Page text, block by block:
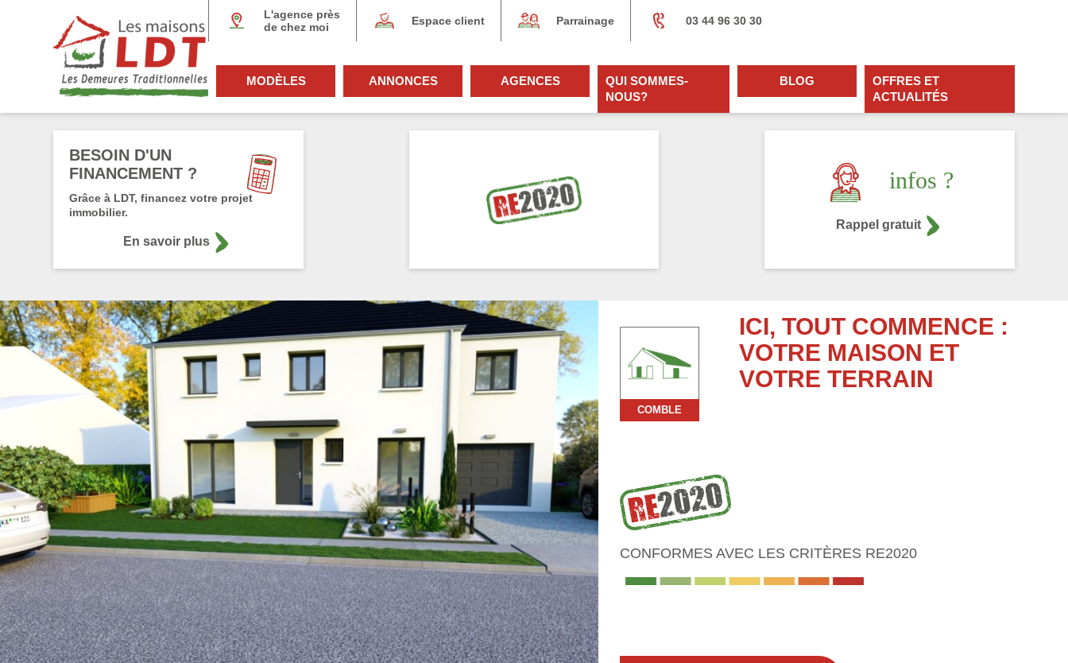
L'agence près
de chez moi
Espace client Parrainage 03 44 96 30 30
MODÈLES ANNONCES AGENCES
QUI SOMMES-
NOUS?
BLOG
OFFRES ET
ACTUALITÉS
BESOIN D'UN
FINANCEMENT ?
Grâce à LDT, financez votre projet
immobilier.
En savoir plus
infos ?
Rappel gratuit
COMBLE
ICI, TOUT COMMENCE :
VOTRE MAISON ET
VOTRE TERRAIN
CONFORMES AVEC LES CRITÈRES RE2020